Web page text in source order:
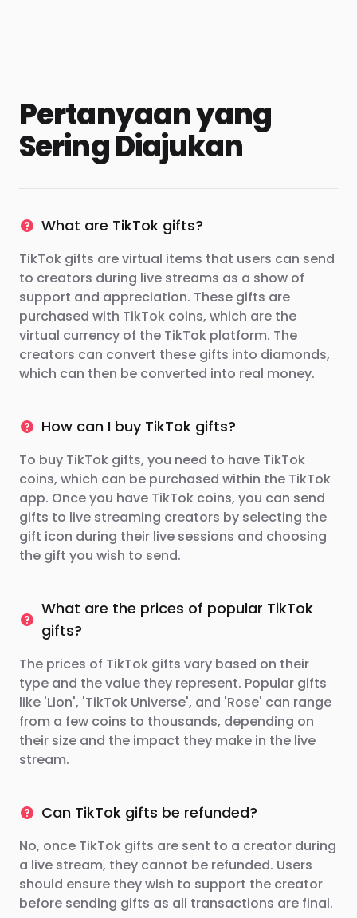
Pertanyaan yang
Sering Diajukan
What are TikTok gifts?
TikTok gifts are virtual items that users can send
to creators during live streams as a show of
support and appreciation. These gifts are
purchased with TikTok coins, which are the
virtual currency of the TikTok platform. The
creators can convert these gifts into diamonds,
which can then be converted into real money.
How can I buy TikTok gifts?
To buy TikTok gifts, you need to have TikTok
coins, which can be purchased within the TikTok
app. Once you have TikTok coins, you can send
gifts to live streaming creators by selecting the
gift icon during their live sessions and choosing
the gift you wish to send.
What are the prices of popular TikTok
gifts?
The prices of TikTok gifts vary based on their
type and the value they represent. Popular gifts
like 'Lion', 'TikTok Universe', and 'Rose' can range
from a few coins to thousands, depending on
their size and the impact they make in the live
stream.
Can TikTok gifts be refunded?
No, once TikTok gifts are sent to a creator during
a live stream, they cannot be refunded. Users
should ensure they wish to support the creator
before sending gifts as all transactions are final.